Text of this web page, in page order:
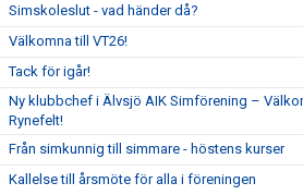
Simskoleslut - vad händer då?
Välkomna till VT26!
Tack för igår!
Ny klubbchef i Älvsjö AIK Simförening –
Rynefelt!
Från simkunnig till simmare - höstens kurser
Kallelse till årsmöte för alla i föreningen